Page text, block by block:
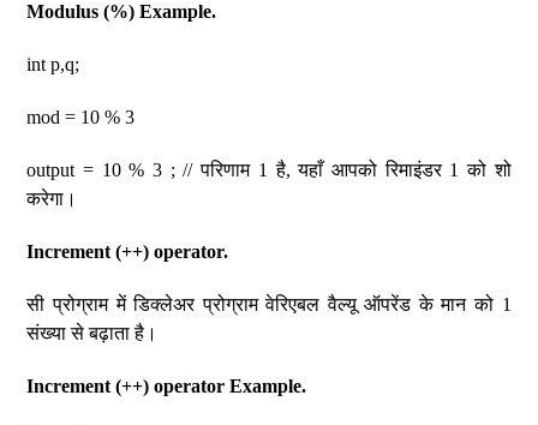
Modulus (%) Example.
int p,q;
mod = 10 % 3
output = 10 % 3 ; // परिणाम 1 है, यहाँ आपको रिमाइंडर 1 को शो
करेगा।
Increment (++) operator.
सी प्रोग्राम में डिक्लेअर प्रोग्राम वेरिएबल वैल्यू ऑपरेंड के मान को 1
संख्या से बढ़ाता है।
Increment (++) operator Example.